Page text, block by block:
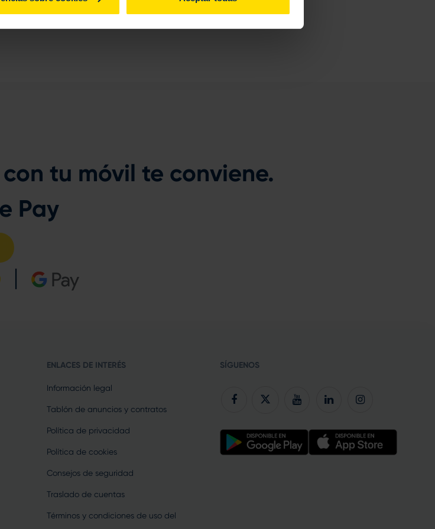
tu móvil te conviene.
Pay
ENLACES DE INTERÉS
Información legal
Tablón de anuncios y contratos
Política de privacidad
Política de cookies
Consejos de seguridad
Traslado de cuentas
Términos y condiciones de uso del
SÍGUENOS